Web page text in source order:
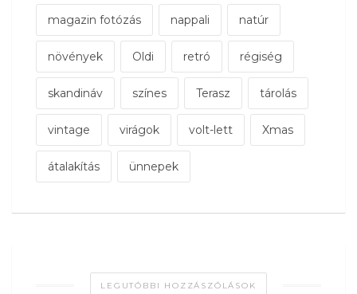
magazin fotózás nappali natúr
növények Oldi retró régiség
skandináv színes Terasz tárolás
vintage virágok volt-lett Xmas
átalakítás ünnepek
LEGUTÓBBI HOZZÁSZÓLÁSOK